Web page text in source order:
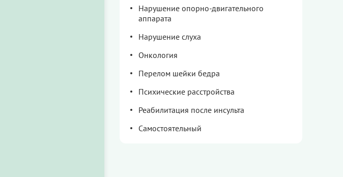
Нарушение опорно-двигательного
аппарата
Нарушение слуха
Онкология
Перелом шейки бедра
Психические расстройства
Реабилитация после инсульта
Самостоятельный